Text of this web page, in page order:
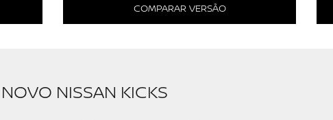
COMPARAR VERSÃO
NISSAN KICKS